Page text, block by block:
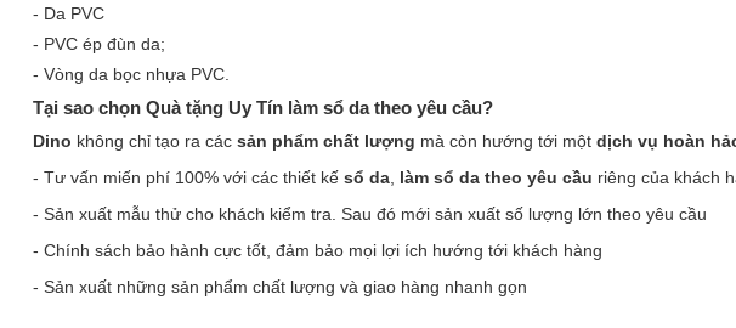
- Da PVC
- PVC ép đùn da;
- Vòng da bọc nhựa PVC.
Tại sao chọn Quà tặng Uy Tín làm sổ da theo yêu cầu?
Dino không chỉ tạo ra các sản phẩm chất lượng mà còn hướng tới mộtdịch vụ hoàn
- Tư vấn miến phí 100% với các thiết kế sổ da, làm sổ da theo yêu cầu riêng của khách
- Sản xuất mẫu thử cho khách kiểm tra. Sau đó mới sản xuất số lượng lớn theo yêu cầu
- Chính sách bảo hành cực tốt, đảm bảo mọi lợi ích hướng tới khách hàng
- Sản xuất những sản phẩm chất lượng và giao hàng nhanh gọn